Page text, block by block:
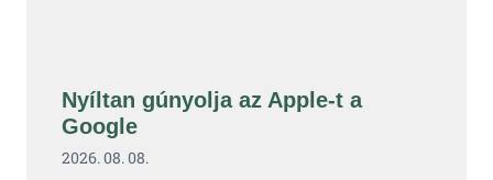
Nyíltan gúnyolja az Apple-t a
Google
2026. 08. 08.